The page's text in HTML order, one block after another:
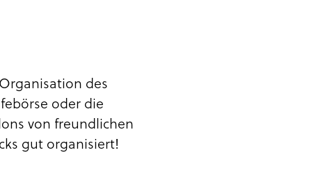
des
oder die
von freundlichen
gut organisiert!